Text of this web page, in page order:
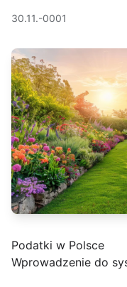
30.11.-0001
Podatki w Polsce
Wprowadzenie do